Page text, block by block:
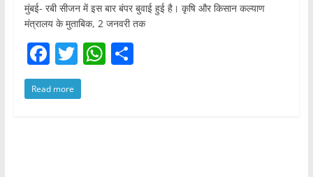
मुंबई- रबी सीजन में इस बार बंपर बुवाई हुई है। कृषि और किसान कल्याण
मंत्रालय के मुताबिक, 2 जनवरी तक
F
a
c
T
w
itt
W S
Read more